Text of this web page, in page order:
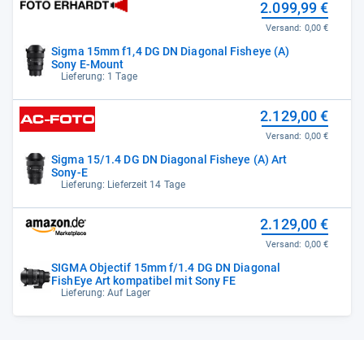
Sigma 15mm f1,4 DG DN Diagonal Fisheye (A)
Sony E-Mount
Lieferung: 1 Tage
2.099,99 €
Versand: 0,00 €
Sigma 15/1.4 DG DN Diagonal Fisheye (A) Art
Sony-E
Lieferung: Lieferzeit 14 Tage
2.129,00 €
Versand: 0,00 €
SIGMA Objectif 15mm f/1.4 DG DN Diagonal
FishEye Art kompatibel mit Sony FE
Lieferung: Auf Lager
2.129,00 €
Versand: 0,00 €